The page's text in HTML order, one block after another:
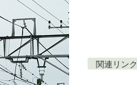
関連リンク